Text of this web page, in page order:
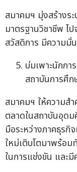
สมาคมฯ มุ่งสร้างร
มาตรฐานวิชาชีพ ไ
สวัสดิการ มีความ
บ่มเพาะนักก
สถาบันการศึก
สมาคมฯ ให้ความส
ตลาดในสถาบันอุดม
มือระหว่างภาคธุรกิ
ใหม่เติบโตมาพร้อม
ในการแข่งขัน และ